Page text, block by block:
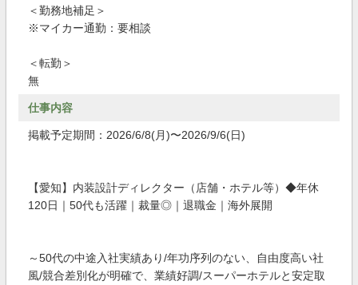
＜勤務地補足＞
※マイカー通勤：要相談
＜転勤＞
無
仕事内容
掲載予定期間：2026/6/8(月)〜2026/9/6(日)
【愛知】内装設計ディレクター（店舗・ホテル等）◆年休
120日｜50代も活躍｜裁量◎｜退職金｜海外展開
～50代の中途入社実績あり/年功序列のない、自由度高い社
風/競合差別化が明確で、業績好調/スーパーホテルと安定取